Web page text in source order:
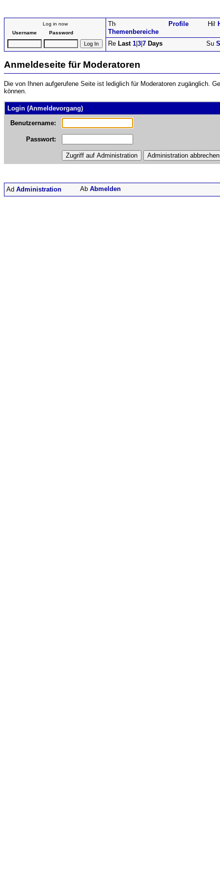
Log in now
Username
Password Themenbereiche
Profile
Last 1 3 7 Days
Anmeldeseite für Moderatoren
Die von Ihnen aufgerufene Seite ist lediglich für Moderatoren zugänglich.
können.
Login (Anmeldevorgang)
Benutzername:
Passwort:
Administration Abmelden